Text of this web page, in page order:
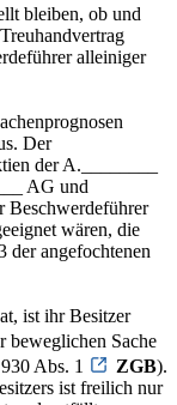
bleiben, ob und
alleiniger
Der
der A.________
AG und
Beschwerdeführer
wären, die
der angefochtenen
ist ihr Besitzer
beweglichen Sache
Abs. 1
ZGB).
ist freilich nur